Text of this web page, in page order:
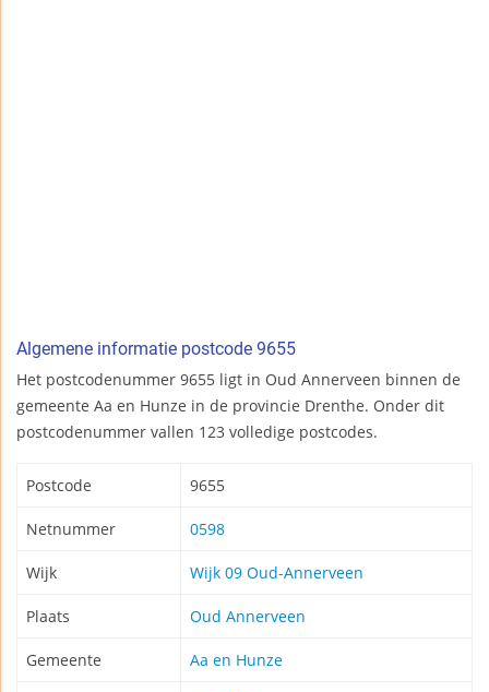
Algemene informatie postcode 9655
Het postcodenummer 9655 ligt in Oud Annerveen binnen de
gemeente Aa en Hunze in de provincie Drenthe. Onder dit
postcodenummer vallen 123 volledige postcodes.
Postcode 9655
Netnummer 0598
Wijk Wijk 09 Oud-Annerveen
Plaats Oud Annerveen
Gemeente Aa en Hunze